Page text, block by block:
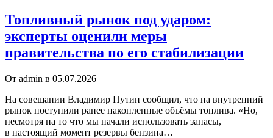
Топливный рынок под ударом:
эксперты оценили меры
правительства по его стабилизации
От admin в 05.07.2026
На совещании Владимир Путин сообщил, что на внутренний
рынок поступили ранее накопленные объёмы топлива. «Но,
несмотря на то что мы начали использовать запасы,
в настоящий момент резервы бензина…